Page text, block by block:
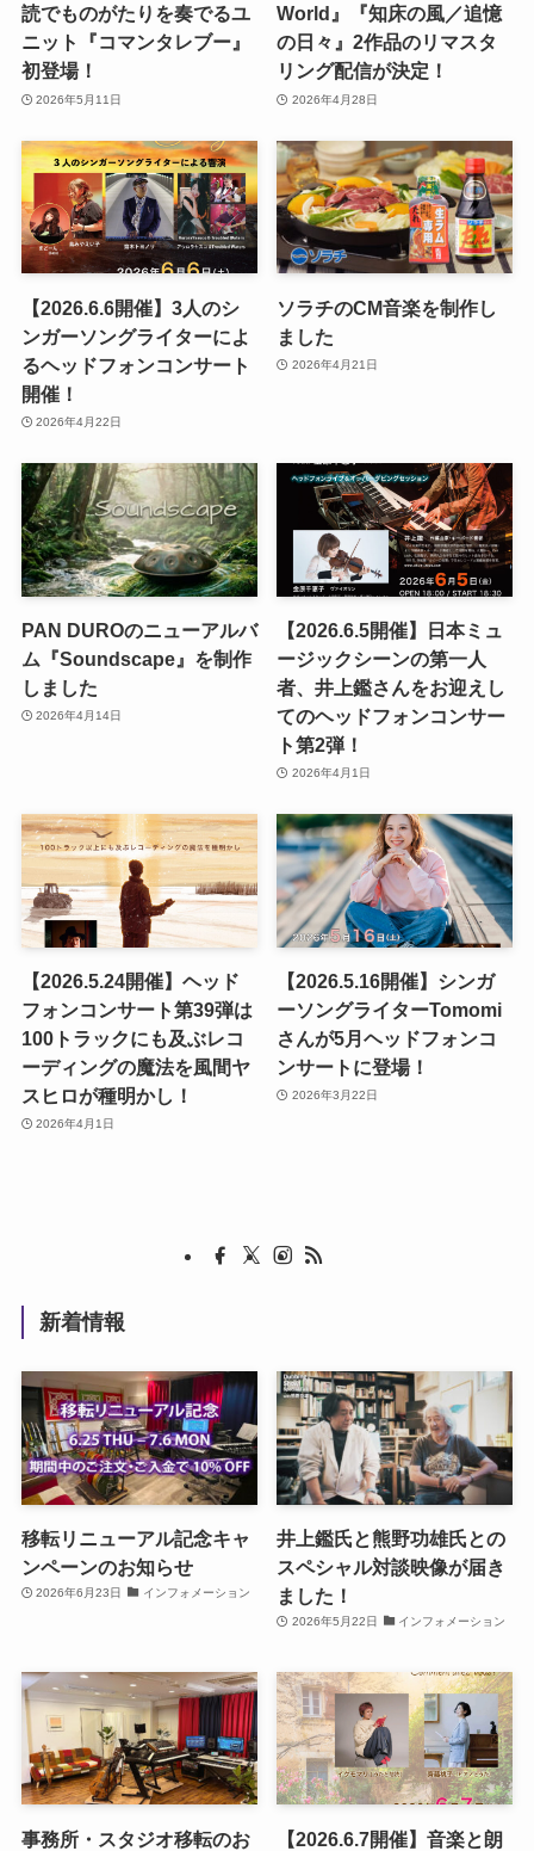
読でものがたりを奏でるユ
ニット『コマンタレブー』
初登場！
2026年5月11日
World』『知床の風／追憶
の日々』2作品のリマスタ
リング配信が決定！
2026年4月28日
【2026.6.6開催】3人のシ
ンガーソングライターによ
るヘッドフォンコンサート
開催！
2026年4月22日
ソラチのCM音楽を制作し
ました
2026年4月21日
PAN DUROのニューアルバ
ム『Soundscape』を制作
しました
2026年4月14日
【2026.6.5開催】日本ミュ
ージックシーンの第一人
者、井上鑑さんをお迎えし
てのヘッドフォンコンサー
ト第2弾！
2026年4月1日
【2026.5.24開催】ヘッド
フォンコンサート第39弾は
100トラックにも及ぶレコ
ーディングの魔法を風間ヤ
スヒロが種明かし！
2026年4月1日
【2026.5.16開催】シンガ
ーソングライターTomomi
さんが5月ヘッドフォンコ
ンサートに登場！
2026年3月22日
新着情報
移転リニューアル記念キャ
ンペーンのお知らせ
2026年6月23日 インフォメーション
井上鑑氏と熊野功雄氏との
スペシャル対談映像が届き
ました！
2026年5月22日 インフォメーション
事務所・スタジオ移転のお
【2026.6.7開催】音楽と朗